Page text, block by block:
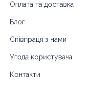
Оплата та доставка
Блог
Співпраця з нами
Угода користувача
Контакти